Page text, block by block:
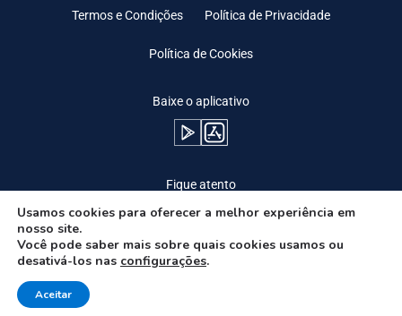
Termos e Condições Política de Privacidade
Política de Cookies
Baixe o aplicativo
Fique atento
Usamos cookies para oferecer a melhor experiência em
nosso site.
Você pode saber mais sobre quais cookies usamos ou
desativá-los nas configurações.
Aceitar